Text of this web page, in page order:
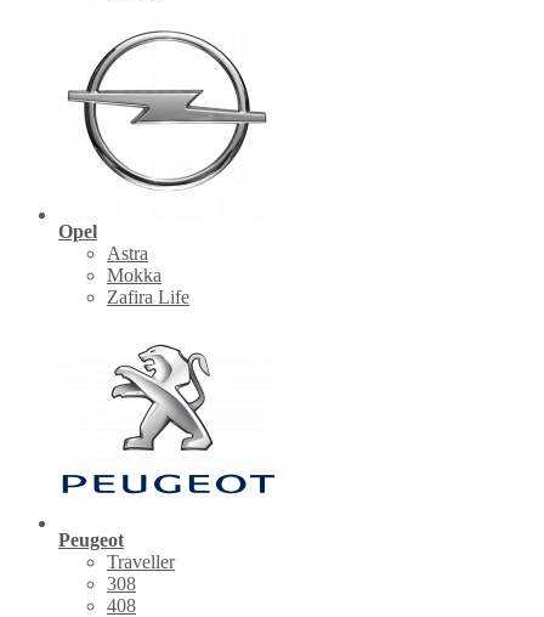
Opel
Astra
Mokka
Zafira Life
Peugeot
Traveller
308
408